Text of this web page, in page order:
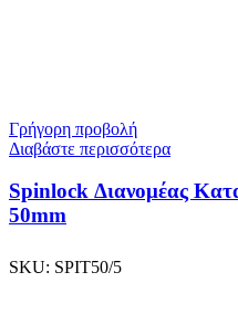
Γρήγορη προβολή
Διαβάστε περισσότερα
Spinlock Διανομέας
50mm
SKU: SPIT50/5